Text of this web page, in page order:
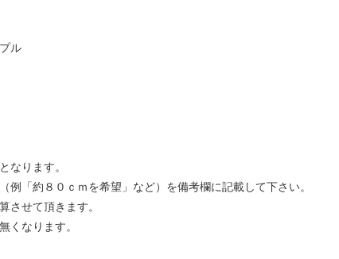
ル
なります。
例「約８０ｃｍを希望」など）を備考欄に記載して下さい。
させて頂きます。
くなります。